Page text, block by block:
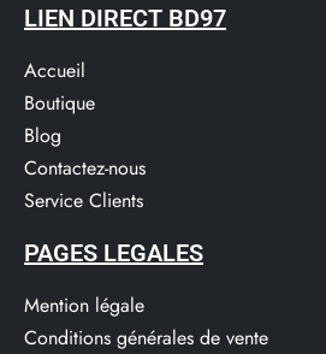
LIEN DIRECT BD97
Accueil
Boutique
Blog
Contactez-nous
Service Clients​
PAGES LEGALES
Mention légale
Conditions générales de vente